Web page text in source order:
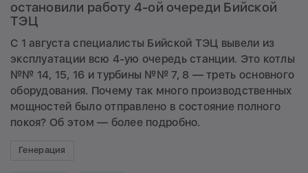
остановили работу 4-ой очереди Бийской
ТЭЦ
С 1 августа специалисты Бийской ТЭЦ вывели из
эксплуатации всю 4-ую очередь станции. Это котлы
№№ 14, 15, 16 и турбины №№ 7, 8 — треть основного
оборудования. Почему так много производственных
мощностей было отправлено в состояние полного
покоя? Об этом — более подробно.
Генерация